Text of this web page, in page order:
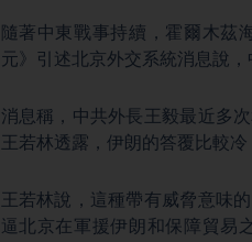
隨著中東戰事持續，霍爾木茲
元》引述北京外交系統消息說
消息稱，中共外長王毅最近多
王若林透露，伊朗的答覆比較
王若林說，這種帶有威脅意味
逼北京在軍援伊朗和保障貿易